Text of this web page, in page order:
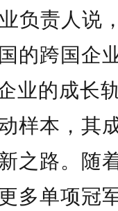
负责人说
的跨国企
业的成长
样本，其
之路。随
多单项冠